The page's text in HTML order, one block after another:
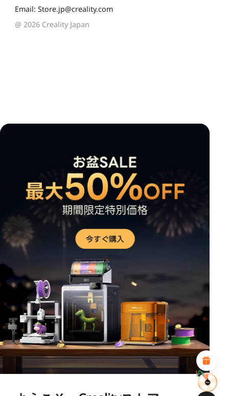
このページの満足度を評価してください:
不満足
1
2 3 4 7 8 9 10
*
あなたの満足度の理由
魅力的なビジュアルデザイン
適切な商品推薦
明確なナビゲーションとカテゴリ
豊富なコンテンツ
高速ページロード
Email: Store.jp@creality.com
@ 2026 Creality Japan